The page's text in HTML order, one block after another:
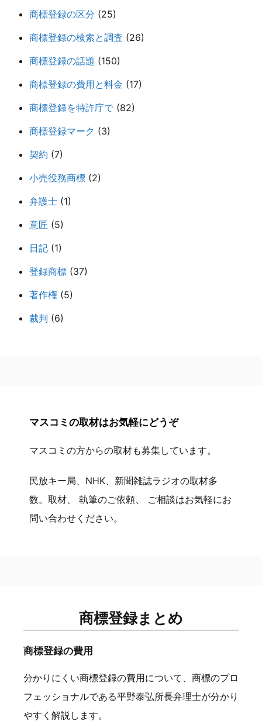
商標登録の区分 (25)
商標登録の検索と調査 (26)
商標登録の話題 (150)
商標登録の費用と料金 (17)
商標登録を特許庁で (82)
商標登録マーク (3)
契約 (7)
小売役務商標 (2)
弁護士 (1)
意匠 (5)
日記 (1)
登録商標 (37)
著作権 (5)
裁判 (6)
マスコミの取材はお気軽にどうぞ
マスコミの方からの取材も募集しています。
民放キー局、NHK、新聞雑誌ラジオの取材多
数。取材、 執筆のご依頼、 ご相談はお気軽にお
問い合わせください。
商標登録まとめ
商標登録の費用
分かりにくい商標登録の費用について、商標のプロ
フェッショナルである平野泰弘所長弁理士が分かり
やすく解説します。